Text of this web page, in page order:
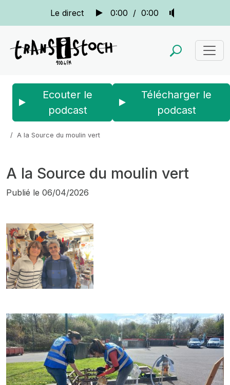
Le direct 0:00 / 0:00
Ecouter le
podcast
Télécharger le
podcast
A la Source du moulin vert
A la Source du moulin vert
Publié le 06/04/2026